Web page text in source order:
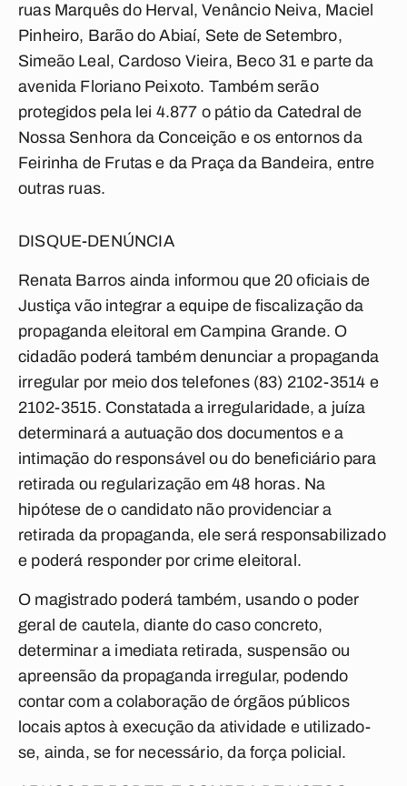
ruas Marquês do Herval, Venâncio Neiva, Maciel
Pinheiro, Barão do Abiaí, Sete de Setembro,
Simeão Leal, Cardoso Vieira, Beco 31 e parte da
avenida Floriano Peixoto. Também serão
protegidos pela lei 4.877 o pátio da Catedral de
Nossa Senhora da Conceição e os entornos da
Feirinha de Frutas e da Praça da Bandeira, entre
outras ruas.
DISQUE-DENÚNCIA
Renata Barros ainda informou que 20 oficiais de
Justiça vão integrar a equipe de fiscalização da
propaganda eleitoral em Campina Grande. O
cidadão poderá também denunciar a propaganda
irregular por meio dos telefones (83) 2102-3514 e
2102-3515. Constatada a irregularidade, a juíza
determinará a autuação dos documentos e a
intimação do responsável ou do beneficiário para
retirada ou regularização em 48 horas. Na
hipótese de o candidato não providenciar a
retirada da propaganda, ele será responsabilizado
e poderá responder por crime eleitoral.
O magistrado poderá também, usando o poder
geral de cautela, diante do caso concreto,
determinar a imediata retirada, suspensão ou
apreensão da propaganda irregular, podendo
contar com a colaboração de órgãos públicos
locais aptos à execução da atividade e utilizado-
se, ainda, se for necessário, da força policial.